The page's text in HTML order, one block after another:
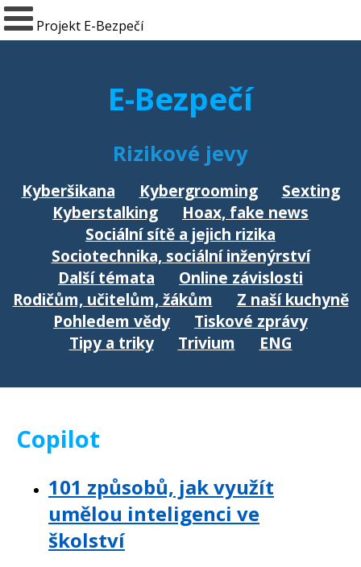
Projekt E-Bezpečí
E-Bezpečí
Rizikové jevy
Kyberšikana Kybergrooming
Sexting
Kyberstalking
Hoax, fake news
Sociální sítě a jejich rizika
Sociotechnika, sociální inženýrství
Další témata
Online závislosti
Rodičům, učitelům, žákům
Z naší kuchyně
Pohledem vědy
Tiskové zprávy
Tipy a triky
Trivium ENG
Copilot
101 způsobů, jak využít
umělou inteligenci ve
školství